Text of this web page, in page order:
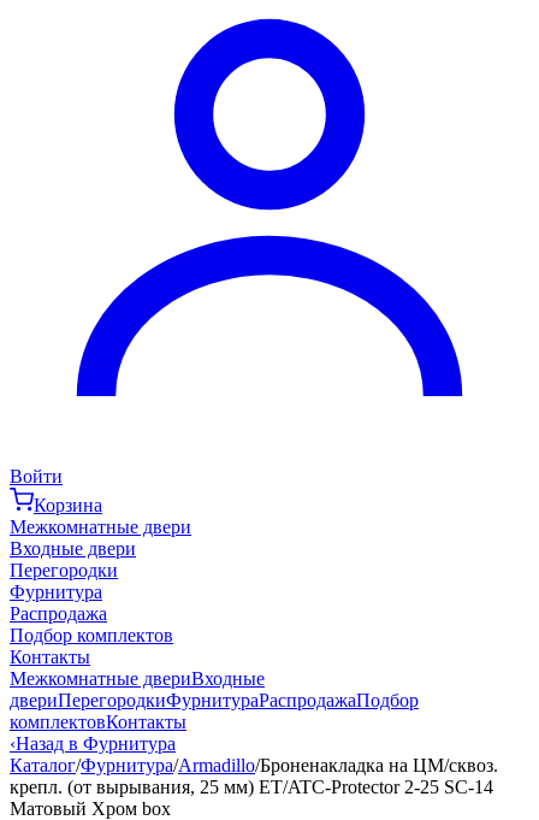
Войти
Корзина
Межкомнатные двери
Входные двери
Перегородки
Фурнитура
Распродажа
Подбор комплектов
Контакты
Межкомнатные двериВходные
двериПерегородкиФурнитураРаспродажаПодбор
комплектовКонтакты
‹Назад в Фурнитура
Каталог/Фурнитура/Armadillo/Броненакладка на ЦМ/сквоз.
крепл. (от вырывания, 25 мм) ET/ATC-Protector 2-25 SC-14
Матовый Хром box